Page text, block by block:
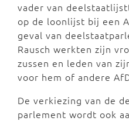
vader van
op de loonlijst bij een
geval van
Rausch werkten zijn
zussen en leden van
voor hem of andere
De verkiezing van de
parlement wordt ook